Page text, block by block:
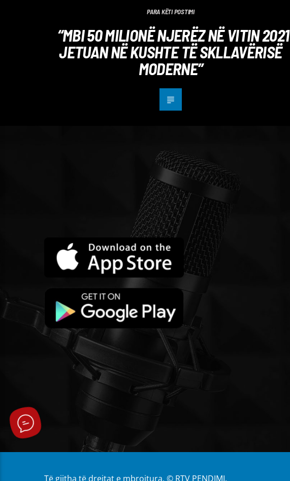
PARA KËTI POSTIMI
“MBI 50 MILIONË NJERËZ NË VITIN 2021
JETUAN NË KUSHTE TË SKLLAVËRISË
MODERNE”
Të gjitha të drejtat e mbrojtura. © RTV PENDIMI.